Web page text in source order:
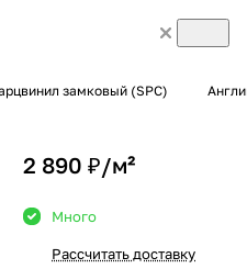
замковый (SPC)
2 890 ₽/м²
Много
Рассчитать доставку